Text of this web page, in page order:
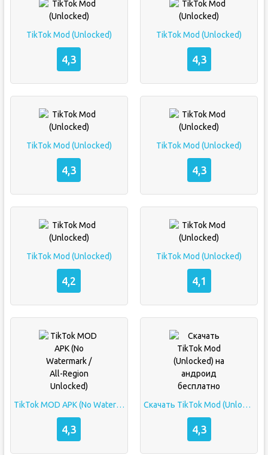
TikTok Mod (Unlocked)
4,3
TikTok Mod (Unlocked)
4,3
TikTok Mod (Unlocked)
4,3
TikTok Mod (Unlocked)
4,3
TikTok Mod (Unlocked)
4,2
TikTok Mod (Unlocked)
4,1
TikTok MOD APK (No Watermark / All-Region Unlocked)
4,3
Скачать TikTok Mod (Unlocked) на андроид бесплатно
4,3